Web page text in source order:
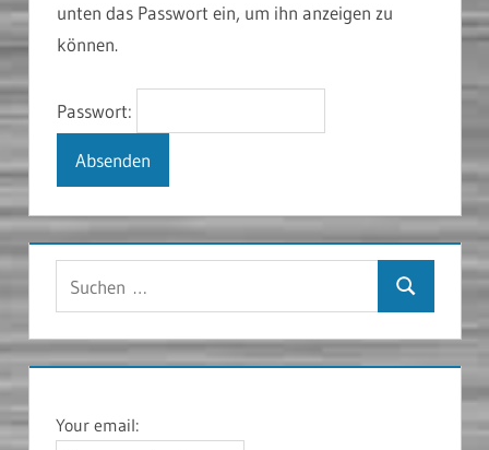
unten das Passwort ein, um ihn anzeigen zu
können.
Passwort:
Suchen
Your email: